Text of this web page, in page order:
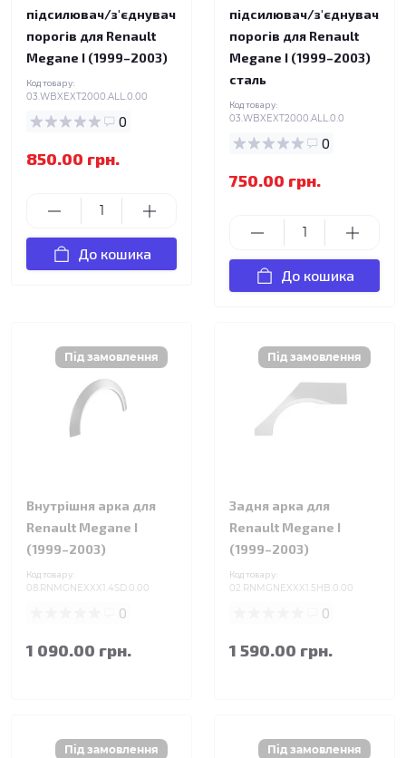
підсилювач/з'єднувач
порогів для Renault
Megane I (1999–2003)
Код товару:
03.WBXEXT2000.ALL.0.00
0
850.00 грн.
До кошика
підсилювач/з'єднувач
порогів для Renault
Megane I (1999–2003)
сталь
Код товару:
03.WBXEXT2000.ALL.0.0
0
750.00 грн.
До кошика
Внутрішня арка для
Renault Megane I
(1999–2003)
Код товару:
08.RNMGNEXXX1.4SD.0.00
0
1 090.00 грн.
Задня арка для
Renault Megane I
(1999–2003)
Код товару:
02.RNMGNEXXX1.5HB.0.00
0
1 590.00 грн.